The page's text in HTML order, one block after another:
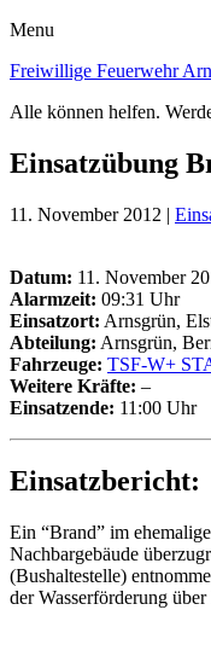
Menu
Freiwillige Feuerwehr
Alle können helfen.
Einsatzübung
11. November 2012 |
Datum: 11. November
Alarmzeit: 09:31 Uhr
Einsatzort: Arnsgrün,
Abteilung: Arnsgrün,
Fahrzeuge: TSF-W+
Weitere Kräfte: –
Einsatzende: 11:00 Uhr
Einsatzbericht:
Ein “Brand” im
Nachbargebäude
(Bushaltestelle)
der Wasserförderung